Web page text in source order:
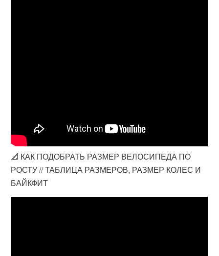
📐 КАК ПОДОБРАТЬ РАЗМЕР ВЕЛОСИПЕДА ПО
РОСТУ // ТАБЛИЦА РАЗМЕРОВ, РАЗМЕР КОЛЕС И
БАЙКФИТ